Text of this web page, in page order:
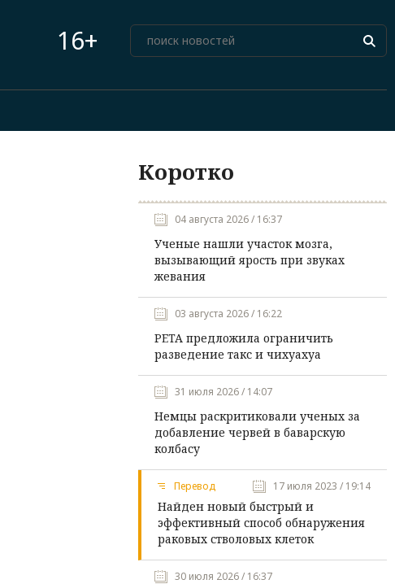
16+
Коротко
04 августа 2026 / 16:37
Ученые нашли участок мозга,
вызывающий ярость при звуках
жевания
03 августа 2026 / 16:22
PETA предложила ограничить
разведение такс и чихуахуа
31 июля 2026 / 14:07
Немцы раскритиковали ученых за
добавление червей в баварскую
колбасу
Перевод 17 июля 2023 / 19:14
Найден новый быстрый и
эффективный способ обнаружения
раковых стволовых клеток
30 июля 2026 / 16:37